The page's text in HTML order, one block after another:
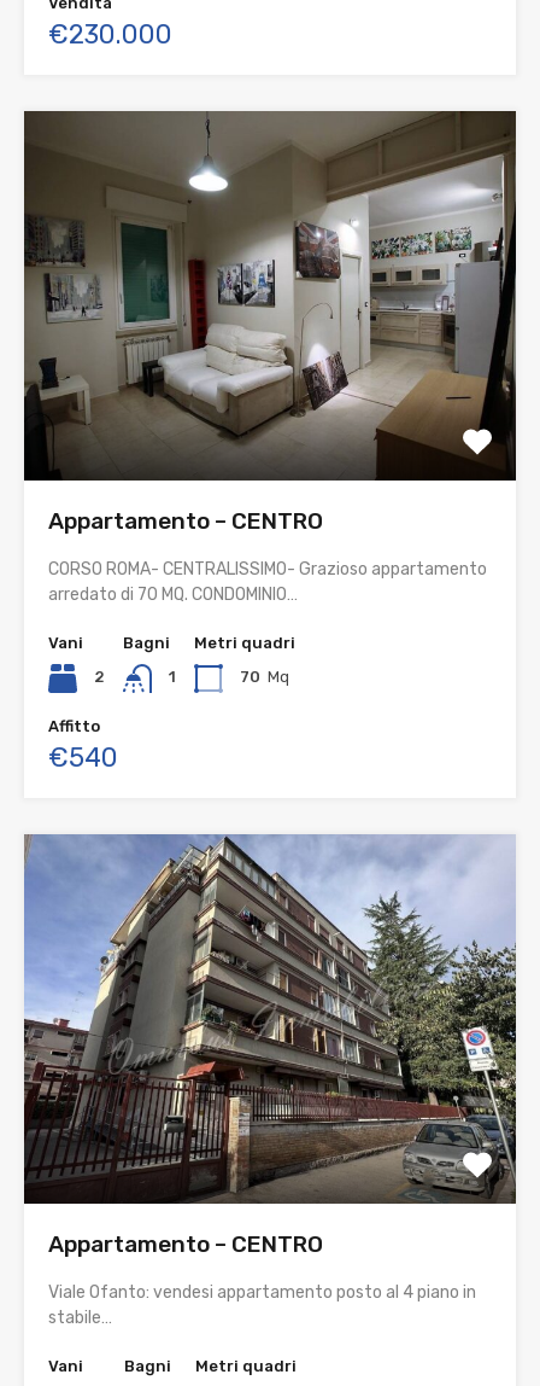
€230.000
Appartamento – CENTRO
CORSO ROMA- CENTRALISSIMO- Grazioso appartamento
arredato di 70 MQ. CONDOMINIO…
Vani
2
Bagni
1
Metri quadri
70 Mq
Affitto
€540
Appartamento – CENTRO
Viale Ofanto: vendesi appartamento posto al 4 piano in
stabile…
Vani
Bagni
Metri quadri